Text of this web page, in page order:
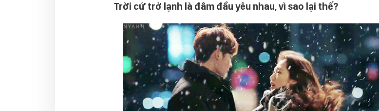
Trời cứ trở lạnh là đâm đầu yêu nhau, vì sao lại thế?